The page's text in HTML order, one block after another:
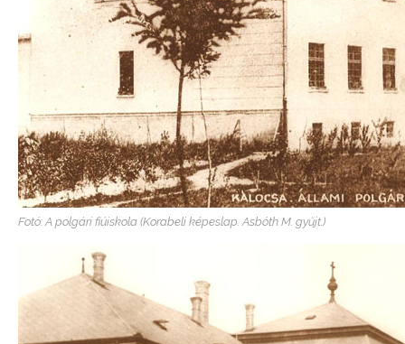
Fotó: A polgári fiúiskola (Korabeli képeslap. Asbóth M. gyűjt.)